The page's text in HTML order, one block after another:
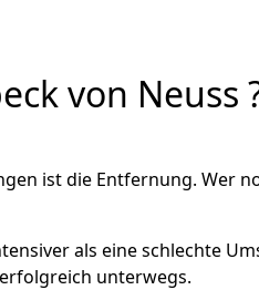
von
ist die Entfernung. Wer
als eine schlechte
unterwegs.